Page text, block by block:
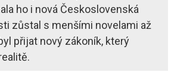
ho i nová Československá
zůstal s menšími novelami až
přijat nový zákoník, který